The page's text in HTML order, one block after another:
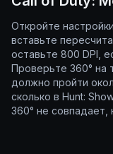
Откройте
вставьте
оставьте 800 DPI,
Проверьте 360° на
должно пройти
сколько в Hunt:
360° не совпадает,